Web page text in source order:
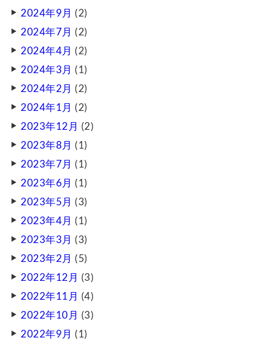
2024年9月 (2)
2024年7月 (2)
2024年4月 (2)
2024年3月 (1)
2024年2月 (2)
2024年1月 (2)
2023年12月 (2)
2023年8月 (1)
2023年7月 (1)
2023年6月 (1)
2023年5月 (3)
2023年4月 (1)
2023年3月 (3)
2023年2月 (5)
2022年12月 (3)
2022年11月 (4)
2022年10月 (3)
2022年9月 (1)